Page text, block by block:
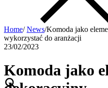
Home/ News/Komoda jako
wykorzystać do aranżacji
23/02/2023
Komoda jako